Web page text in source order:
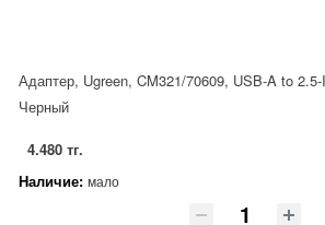
Адаптер, Ugreen, CM321/70609, USB-A to
Черный
4.480 тг.
Наличие: мало